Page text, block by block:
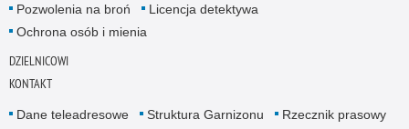
Pozwolenia na broń
Licencja detektywa
Ochrona osób i mienia
DZIELNICOWI
KONTAKT
Dane teleadresowe Struktura Garnizonu
Rzecznik prasowy